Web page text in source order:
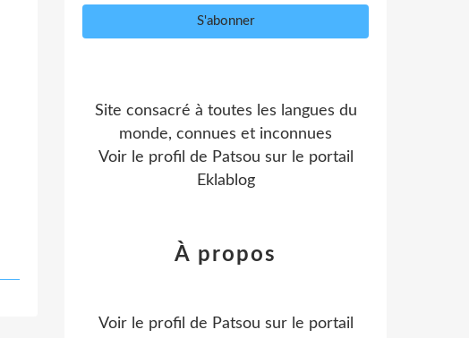
Site consacré à toutes les langues du
monde, connues et inconnues
Voir le profil de Patsou sur le portail
Eklablog
À propos
Voir le profil de Patsou sur le portail